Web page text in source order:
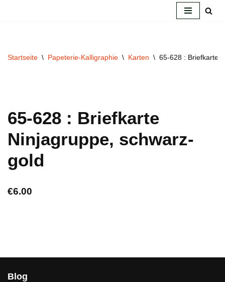
Startseite \ Papeterie-Kalligraphie \ Karten \ 65-628 : Briefkarte
65-628 : Briefkarte
Ninjagruppe, schwarz-
gold
€6.00
Blog